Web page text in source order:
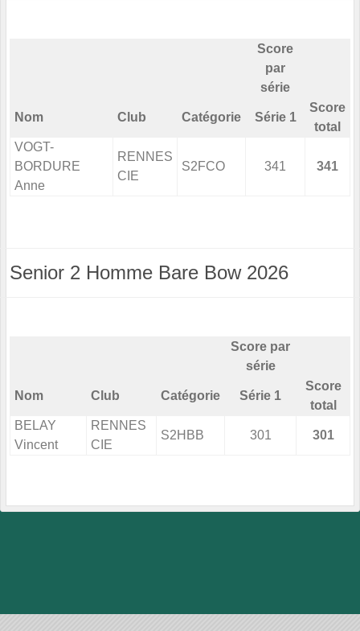
Score
par
série
Nom Club Catégorie Série 1
Score
total
VOGT-
BORDURE
Anne
RENNES
CIE
S2FCO 341 341
Senior 2 Homme Bare Bow 2026
Score par
série
Nom Club Catégorie Série 1
Score
total
BELAY
Vincent
RENNES
CIE
S2HBB 301 301